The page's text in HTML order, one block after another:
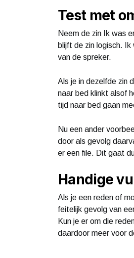
Test met
Neem de zin Ik was
blijft de zin logisch.
van de spreker.
Als je in dezelfde zin
naar bed klinkt alsof
tijd naar bed gaan
Nu een ander
door als gevolg
er een file. Dit gaat
Handige
Als je een reden of
feitelijk gevolg van
Kun je er om die
daardoor meer voor